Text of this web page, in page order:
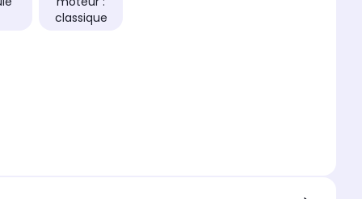
classique